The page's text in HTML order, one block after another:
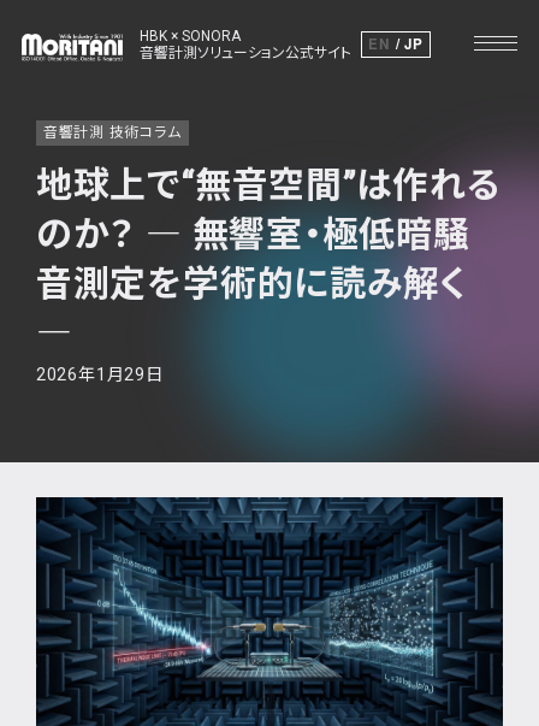
HBK × SONORA
音響計測ソリューション公式サイト
EN JP
音響計測 技術コラム
地球上で“無音空間”は作れる
のか？ ― 無響室・極低暗騒
音測定を学術的に読み解く
―
2026年1月29日